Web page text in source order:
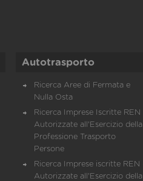
Autotrasporto
Ricerca Aree di Fermata e
Nulla Osta
Ricerca Imprese Iscritte REN
Autorizzate all'Esercizio della
Professione Trasporto
Persone
Ricerca Imprese iscritte REN
Autorizzate all'Esercizio della